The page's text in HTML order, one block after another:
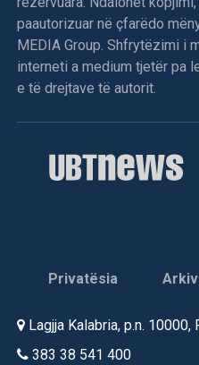
paautorizuar në çfarëdo
MEDIA Group. Shfrytëzimi i
interneti a medium tjetër pa
e të drejtave të autorit.
Privatësia
Lagjja Kalabria, p.n. 10000,
383 38 541 400